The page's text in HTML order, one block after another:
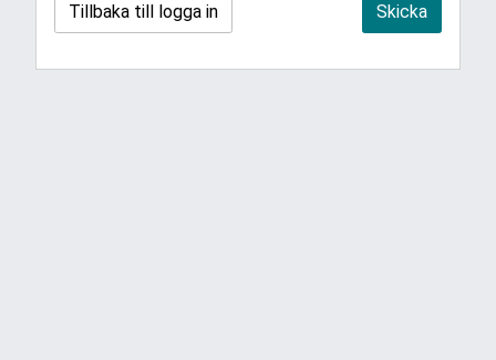
Tillbaka till logga in Skicka